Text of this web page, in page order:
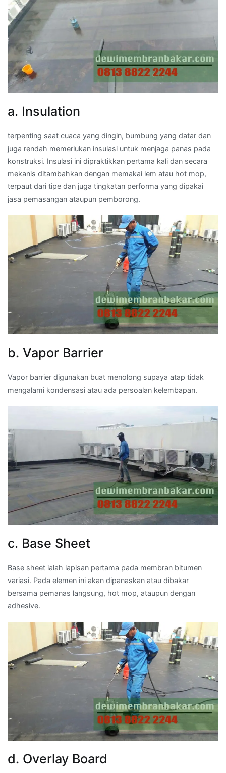
a. Insulation
terpenting saat cuaca yang dingin, bumbung yang datar dan
juga rendah memerlukan insulasi untuk menjaga panas pada
konstruksi. Insulasi ini dipraktikkan pertama kali dan secara
mekanis ditambahkan dengan memakai lem atau hot mop,
terpaut dari tipe dan juga tingkatan performa yang dipakai
jasa pemasangan ataupun pemborong.
b. Vapor Barrier
Vapor barrier digunakan buat menolong supaya atap tidak
mengalami kondensasi atau ada persoalan kelembapan.
c. Base Sheet
Base sheet ialah lapisan pertama pada membran bitumen
variasi. Pada elemen ini akan dipanaskan atau dibakar
bersama pemanas langsung, hot mop, ataupun dengan
adhesive.
d. Overlay Board